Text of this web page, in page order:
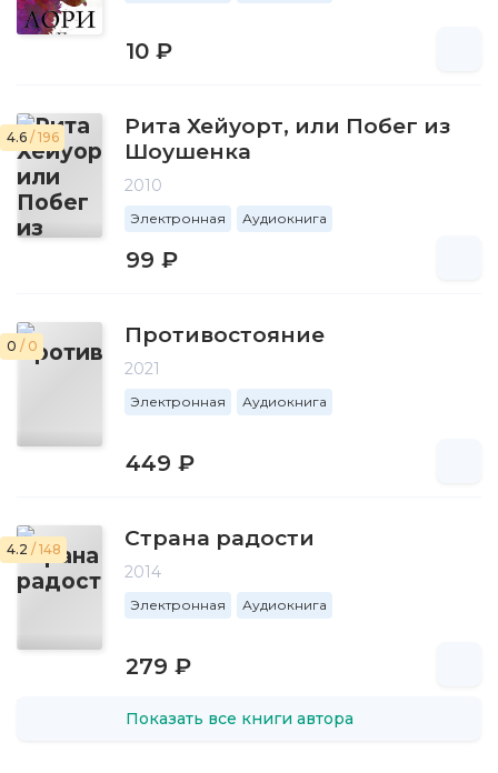
10 ₽
4.6 / 196
Рита Хейуорт, или Побег из
Шоушенка
2010
Электронная Аудиокнига
99 ₽
0 / 0 Противостояние
2021
Электронная Аудиокнига
449 ₽
4.2 / 148 Страна радости
2014
Электронная Аудиокнига
279 ₽
Показать все книги автора